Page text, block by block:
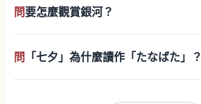
問要怎麼觀賞銀河？
問 「七夕」為什麼讀作「たなばた」？